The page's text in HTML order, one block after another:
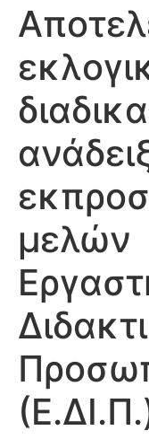
μελών